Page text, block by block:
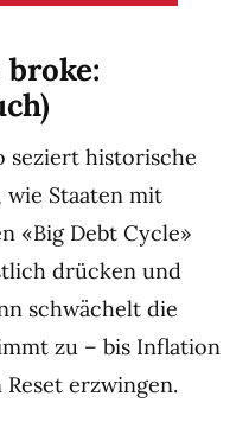
seziert historische
Staaten mit
«Big Debt Cycle»
drücken und
schwächelt die
zu – bis Inflation
erzwingen.